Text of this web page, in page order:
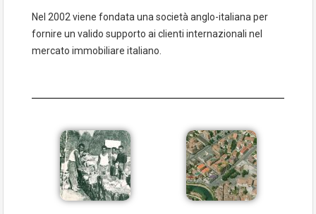
Nel 2002 viene fondata una società anglo-italiana per
fornire un valido supporto ai clienti internazionali nel
mercato immobiliare italiano.